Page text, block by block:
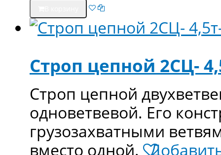
Строп цепной 2СЦ-
Строп цепной
одноветвевой. Его
грузозахватными
вместо одной.